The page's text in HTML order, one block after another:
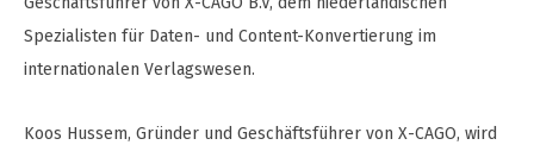
Spezialisten für Daten- und Content-Konvertierung im
internationalen Verlagswesen.
Koos Hussem, Gründer und Geschäftsführer von X-CAGO, wird